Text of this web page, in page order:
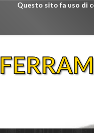
Questo sito fa uso di